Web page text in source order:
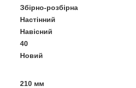
Збірно-розбірна
Настінний
Навісний
40
Новий
210 мм